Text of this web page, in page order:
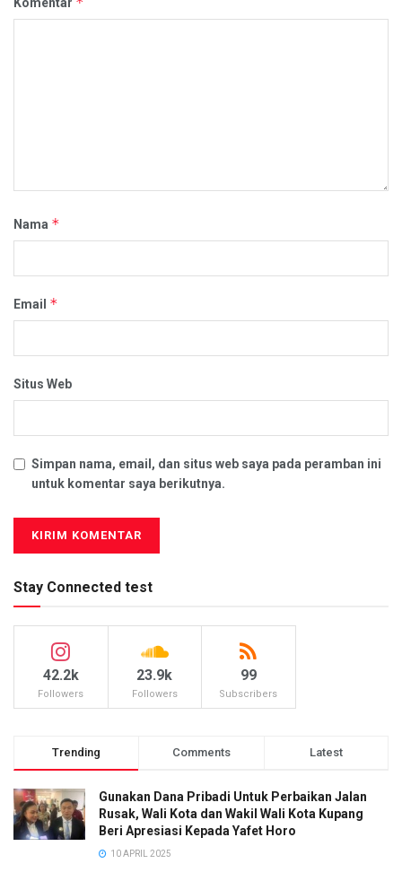
Nama *
Email *
Situs Web
Simpan nama, email, dan situs web saya pada peramban ini
untuk komentar saya berikutnya.
Stay Connected test
42.2k
Followers
23.9k
Followers
99
Subscribers
Trending Comments Latest
Gunakan Dana Pribadi Untuk Perbaikan Jalan
Rusak, Wali Kota dan Wakil Wali Kota Kupang
Beri Apresiasi Kepada Yafet Horo
10 APRIL 2025